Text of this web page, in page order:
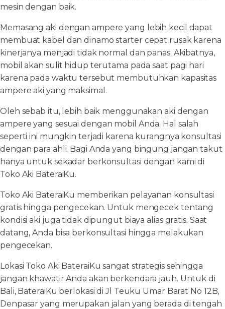
mesin dengan baik.
Memasang aki dengan ampere yang lebih kecil dapat
membuat kabel dan dinamo starter cepat rusak karena
kinerjanya menjadi tidak normal dan panas. Akibatnya,
mobil akan sulit hidup terutama pada saat pagi hari
karena pada waktu tersebut membutuhkan kapasitas
ampere aki yang maksimal.
Oleh sebab itu, lebih baik menggunakan aki dengan
ampere yang sesuai dengan mobil Anda. Hal salah
seperti ini mungkin terjadi karena kurangnya konsultasi
dengan para ahli. Bagi Anda yang bingung jangan takut
hanya untuk sekadar berkonsultasi dengan kami di
Toko Aki BateraiKu.
Toko Aki BateraiKu memberikan pelayanan konsultasi
gratis hingga pengecekan. Untuk mengecek tentang
kondisi aki juga tidak dipungut biaya alias gratis. Saat
datang, Anda bisa berkonsultasi hingga melakukan
pengecekan.
Lokasi Toko Aki BateraiKu sangat strategis sehingga
jangan khawatir Anda akan berkendara jauh. Untuk di
Bali, BateraiKu berlokasi di Jl Teuku Umar Barat No 12B,
Denpasar yang merupakan jalan yang berada di tengah